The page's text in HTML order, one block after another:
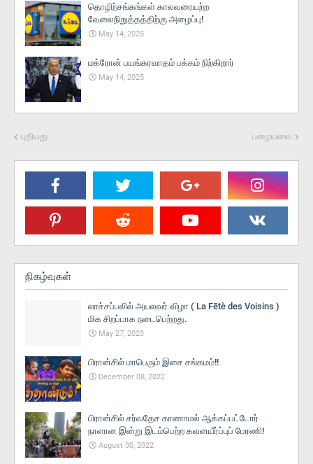
தொழிற்சங்கங்கள் காலவரையற்ற
வேலைநிறுத்தத்திற்கு அழைப்பு!
May 14, 2025
மக்ரோன் பயங்கரவாதம் பக்கம் நிற்கிறார்
May 14, 2025
புதியது பழையவை
நிகழ்வுகள்
லாச்சப்பலில் அயலவர் விழா ( La Fētè des Voisins )
மிக சிறப்பாக நடைபெற்றது.
May 27, 2023
பிரான்சில் மாபெரும் இசை சங்கமம்!!
December 08, 2022
பிரான்சில் சர்வதேச காணாமல் ஆக்கப்பட்டோர்
நாளான இன்று இடம்பெற்ற கவனயீர்ப்புப் பேரணி!
August 30, 2022